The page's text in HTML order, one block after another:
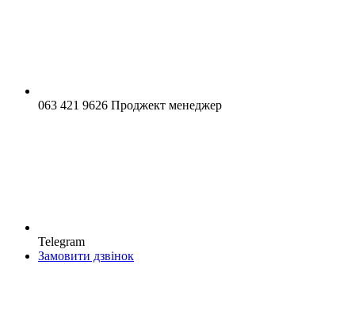
063 421 9626 Проджект менеджер
Telegram
Замовити дзвінок